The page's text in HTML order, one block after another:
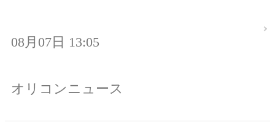
08月07日 13:05
オリコンニュース